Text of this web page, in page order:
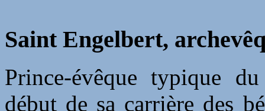
Saint Engelbert,
Prince-évêque typique
début de sa carrière des